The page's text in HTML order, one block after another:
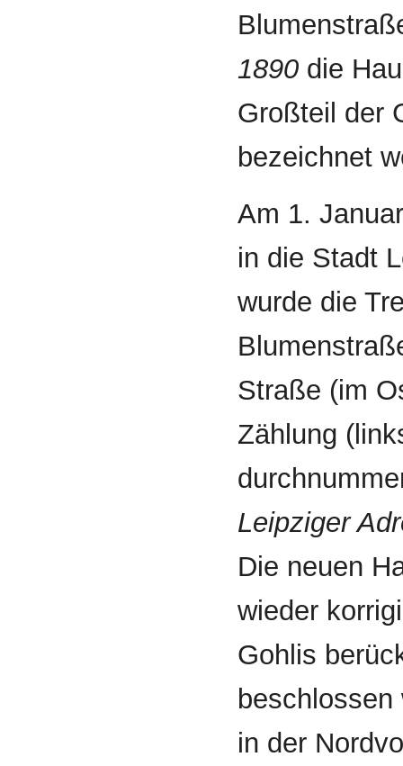
1890 die
Großteil der
bezeichnet
Am 1.
in die Stadt
wurde die
Straße (im
Zählung
Leipziger
Die neuen
wieder
Gohlis
beschlossen
in der